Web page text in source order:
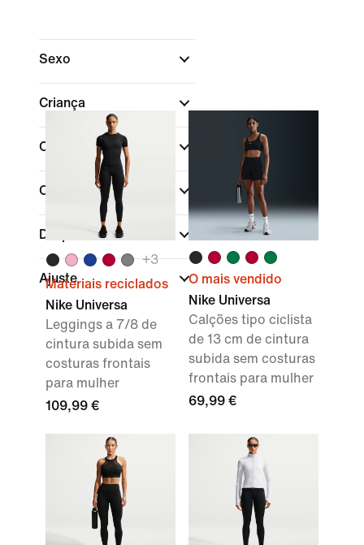
Sexo
Criança
Comprar por preço
Cor
Desporto
Ajuste
+3
Materiais reciclados
Nike Universa
Leggings a 7/8 de
cintura subida sem
costuras frontais
para mulher
109,99 €
O mais vendido
Nike Universa
Calções tipo ciclista
de 13 cm de cintura
subida sem costuras
frontais para mulher
69,99 €